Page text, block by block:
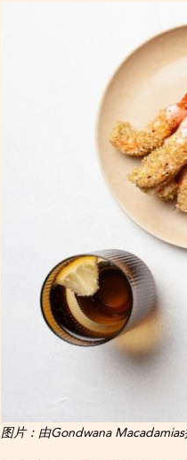
图片：由Gondwana Macadamias